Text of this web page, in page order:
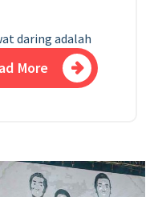
daring adalah
More